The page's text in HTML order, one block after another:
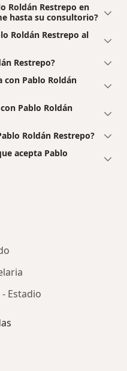
Roldán Restrepo en
hasta su consultorio?
Roldán Restrepo al
Restrepo?
con Pablo Roldán
Pablo Roldán
Roldán Restrepo?
acepta Pablo
Estadio